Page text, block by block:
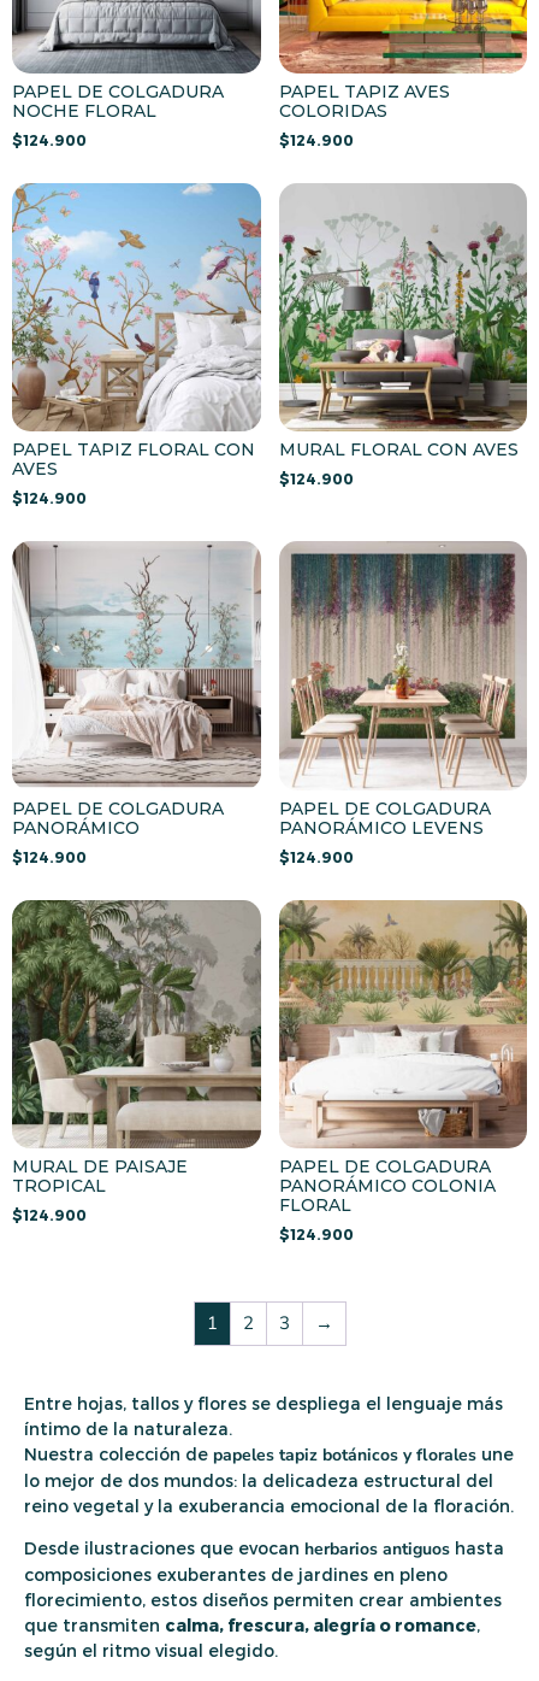
PAPEL DE COLGADURA
NOCHE FLORAL
$124.900
PAPEL TAPIZ AVES
COLORIDAS
$124.900
PAPEL TAPIZ FLORAL CON
AVES
$124.900
MURAL FLORAL CON AVES
$124.900
PAPEL DE COLGADURA
PANORÁMICO
$124.900
PAPEL DE COLGADURA
PANORÁMICO LEVENS
$124.900
MURAL DE PAISAJE
TROPICAL
$124.900
PAPEL DE COLGADURA
PANORÁMICO COLONIA
FLORAL
$124.900
1 2 3 →
Entre hojas, tallos y flores se despliega el lenguaje más
íntimo de la naturaleza.
Nuestra colección de papeles tapiz botánicos y florales une
lo mejor de dos mundos: la delicadeza estructural del
reino vegetal y la exuberancia emocional de la floración.
Desde ilustraciones que evocan herbarios antiguos hasta
composiciones exuberantes de jardines en pleno
florecimiento, estos diseños permiten crear ambientes
que transmiten calma, frescura, alegría o romance,
según el ritmo visual elegido.